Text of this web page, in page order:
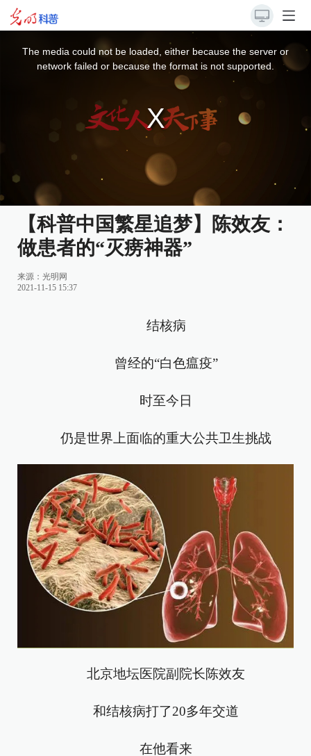
The media could not be loaded, either because the server or
network failed or because the format is not supported.
【科普中国繁星追梦】陈效友：
做患者的“灭痨神器”
来源： 光明网
2021-11-15 15:37
结核病
曾经的“白色瘟疫”
时至今日
仍是世界上面临的重大公共卫生挑战
北京地坛医院副院长陈效友
和结核病打了20多年交道
在他看来